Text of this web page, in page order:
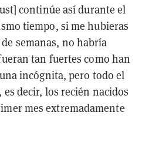
continúe así durante el
tiempo, si me hubieras
semanas, no habría
tan fuertes como han
incógnita, pero todo el
decir, los recién nacidos
mes extremadamente